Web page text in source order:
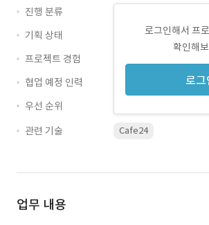
로그인해서 프
확인해
로그
진행 분류
기획 상태
프로젝트 경험
협업 예정 인력
우선 순위
관련 기술
Cafe24
업무 내용